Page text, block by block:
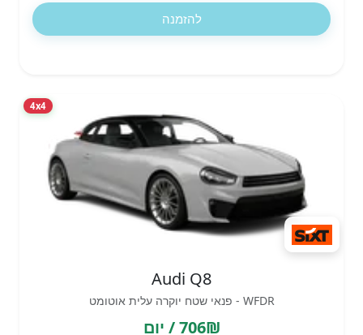
להזמנה
4x4
Audi Q8
WFDR - פנאי שטח יוקרה עלית אוטומט
706₪ / יום